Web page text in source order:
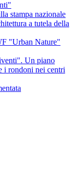
stampa nazionale
a tutela della
"Urban Nature"
Un piano
i rondoni nei centri